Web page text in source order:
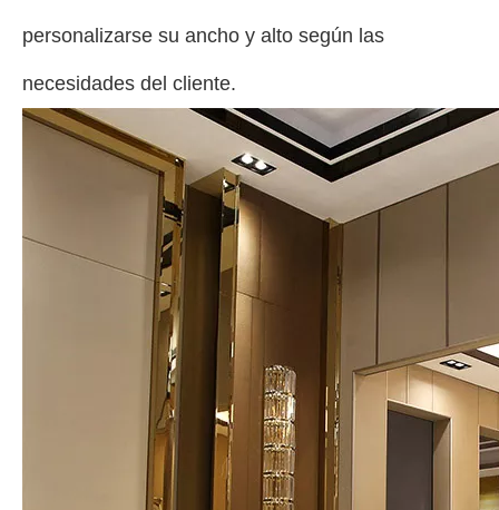
personalizarse su ancho y alto según las
necesidades del cliente.